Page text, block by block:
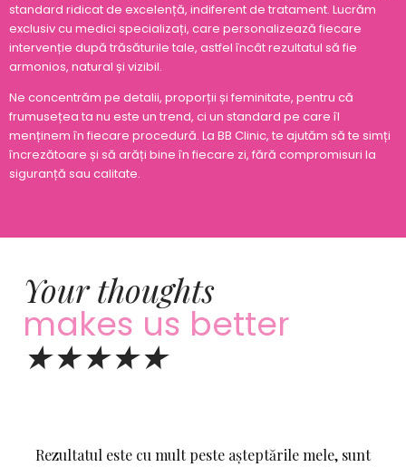
standard ridicat de excelență, indiferent de tratament. Lucrăm
exclusiv cu medici specializați, care personalizează fiecare
intervenție după trăsăturile tale, astfel încât rezultatul să fie
armonios, natural și vizibil.
Ne concentrăm pe detalii, proporții și feminitate, pentru că
frumusețea ta nu este un trend, ci un standard pe care îl
menținem în fiecare procedură. La BB Clinic, te ajutăm să te simți
încrezătoare și să arăți bine în fiecare zi, fără compromisuri la
siguranță sau calitate.
Your thoughts
makes us better
★★★★★
Rezultatul este cu mult peste așteptările mele, sunt